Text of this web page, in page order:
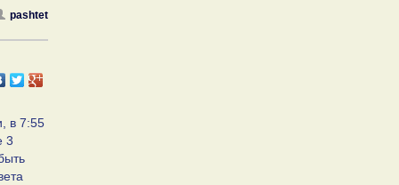
pashtet
в 7:55
3